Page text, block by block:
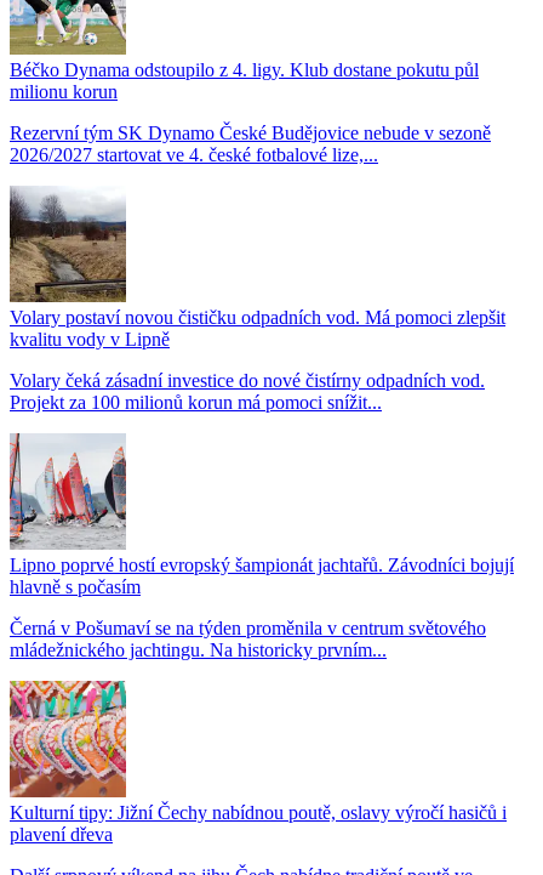
Béčko Dynama odstoupilo z 4. ligy. Klub dostane pokutu půl
milionu korun
Rezervní tým SK Dynamo České Budějovice nebude v sezoně
2026/2027 startovat ve 4. české fotbalové lize,...
Volary postaví novou čističku odpadních vod. Má pomoci zlepšit
kvalitu vody v Lipně
Volary čeká zásadní investice do nové čistírny odpadních vod.
Projekt za 100 milionů korun má pomoci snížit...
Lipno poprvé hostí evropský šampionát jachtařů. Závodníci bojují
hlavně s počasím
Černá v Pošumaví se na týden proměnila v centrum světového
mládežnického jachtingu. Na historicky prvním...
Kulturní tipy: Jižní Čechy nabídnou poutě, oslavy výročí hasičů i
plavení dřeva